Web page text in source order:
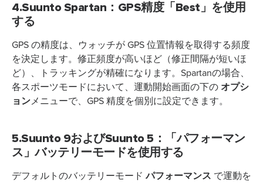
4.Suunto Spartan：GPS精度「Best」を使用
する
GPS の精度は、ウォッチが GPS 位置情報を取得する頻度
を決定します。修正頻度が高いほど（修正間隔が短いほ
ど）、トラッキングが精確になります。Spartanの場合、
各スポーツモードにおいて、運動開始画面の下の オプシ
ョンメニューで、GPS 精度を個別に設定できます。
5.Suunto 9およびSuunto 5：「パフォーマン
ス」バッテリーモードを使用する
デフォルトのバッテリーモード パフォーマンス で運動を